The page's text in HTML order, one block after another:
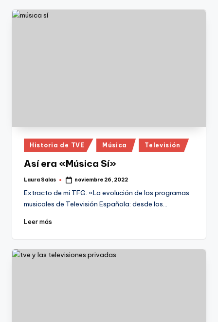
Publicado
en
Historia de TVE Música Televisión
Así era «Música Sí»
Publicado
Laura Salas noviembre 26, 2022
Extracto de mi TFG: «La evolución de los programas
musicales de Televisión Española: desde los…
Leer más